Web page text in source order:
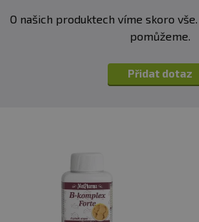
Kyselina linolová 170,0
70,0
Obsah 1 tobolky
O našich produktech víme skoro
pomůžeme.
Přidat dotaz